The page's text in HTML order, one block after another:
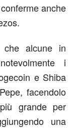
anche
alcune in
i
e Shiba
facendolo
grande per
una